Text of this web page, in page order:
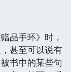
品手环》时，
甚至可以说有
书中的某些句